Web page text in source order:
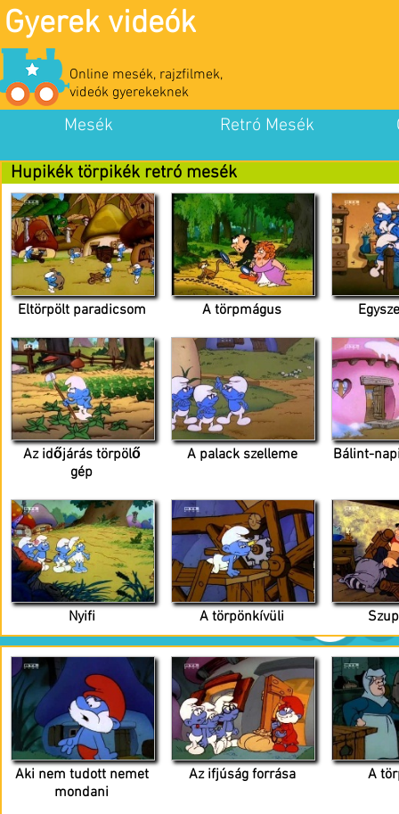
Gyerek videók
Online mesék, rajzfilmek,
videók gyerekeknek
Mesék Retró Mesék
Hupikék törpikék retró mesék
Eltörpölt paradicsom A törpmágus
Az időjárás törpölő
gép
A palack szelleme Bálint-
Nyifi A törpönkívüli
Aki nem tudott nemet
mondani
Az ifjúság forrása A